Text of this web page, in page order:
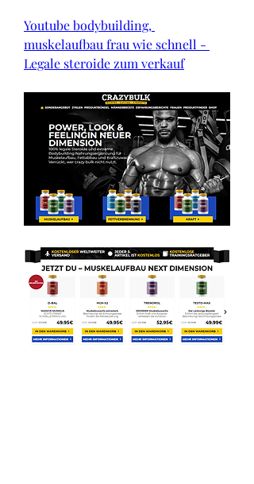
Youtube bodybuilding,
muskelaufbau frau wie schnell -
Legale steroide zum verkauf